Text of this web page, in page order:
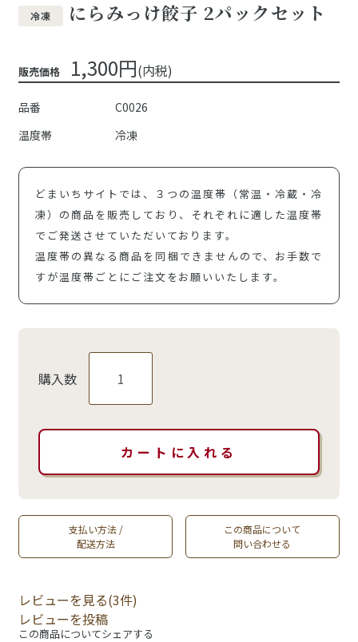
冷凍 にらみっけ餃子 2パックセット
販売価格 1,300円(内税)
品番
C0026
温度帯
冷凍
どまいちサイトでは、３つの温度帯（常温・冷蔵・冷
凍）の商品を販売しており、それぞれに適した温度帯
でご発送させていただいております。
温度帯の異なる商品を同梱できませんので、お手数で
すが温度帯ごとにご注文をお願いいたします。
購入数
支払い方法 /
配送方法
この商品について
問い合わせる
レビューを見る(3件)
レビューを投稿
この商品についてシェアする